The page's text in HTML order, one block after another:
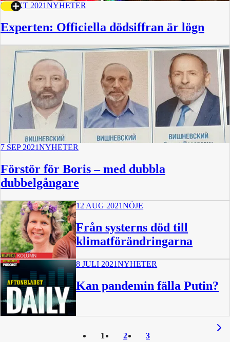
31 OKT 2021NYHETER
Experten: Officiella dödsiffran är lögn
7 SEP 2021NYHETER
Förstör för Boris – med dubbla
dubbelgångare
12 AUG 2021NÖJE
Från systerns död till
klimatförändringarna
8 JULI 2021NYHETER
Kan pandemin fälla Putin?
1 2 3